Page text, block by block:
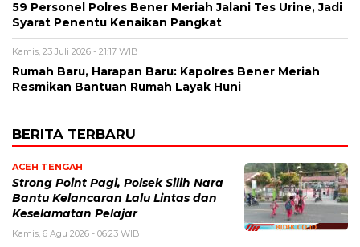
59 Personel Polres Bener Meriah Jalani Tes Urine, Jadi
Syarat Penentu Kenaikan Pangkat
Kamis, 23 Juli 2026 - 21:17 WIB
Rumah Baru, Harapan Baru: Kapolres Bener Meriah
Resmikan Bantuan Rumah Layak Huni
BERITA TERBARU
ACEH TENGAH
Strong Point Pagi, Polsek Silih Nara
Bantu Kelancaran Lalu Lintas dan
Keselamatan Pelajar
Kamis, 6 Agu 2026 - 06:23 WIB